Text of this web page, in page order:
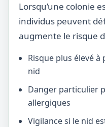
Lorsqu’une colonie
individus peuvent
augmente le risque
Risque plus élevé
nid
Danger particulier
allergiques
Vigilance si le nid